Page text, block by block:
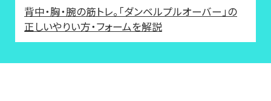
背中・胸・腕の筋トレ。「ダンベルプルオーバー」の
正しいやりい方・フォームを解説